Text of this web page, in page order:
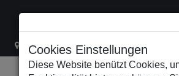
Cookies Einstellungen
Diese Website benützt Cookies,
Lacknergasse 78 +43/1/470 37 00